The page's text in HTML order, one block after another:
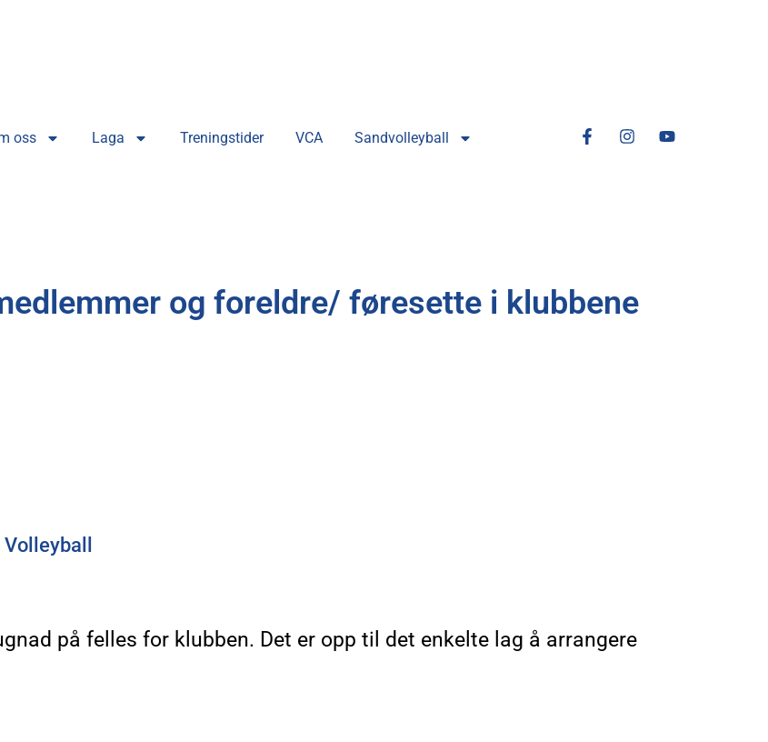
oss Laga Treningstider VCA Sandvolleyball
og foreldre/ føresette i klubbene
på felles for klubben. Det er opp til det enkelte lag å arrangere